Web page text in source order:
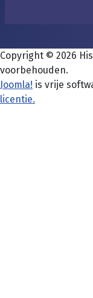
Copyright © 2026
voorbehouden.
Joomla! is vrije
licentie.